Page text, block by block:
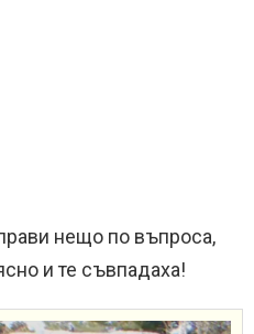
нещо по въпроса,
и те съвпадаха!